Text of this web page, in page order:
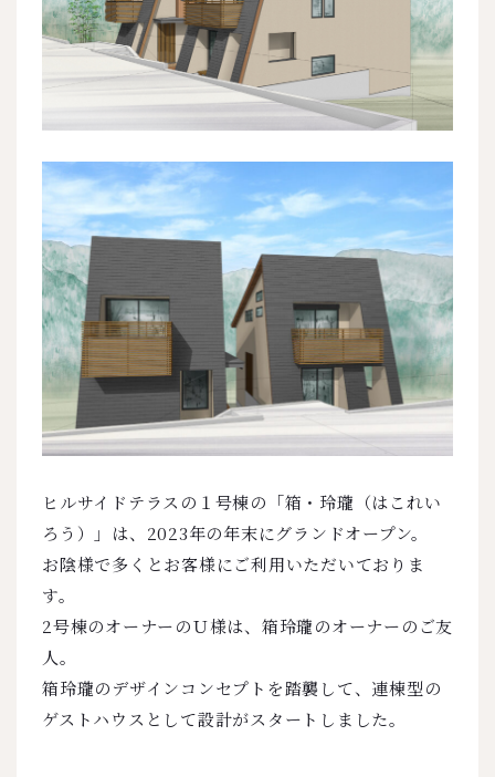
ヒルサイドテラスの１号棟の「箱・玲瓏（はこれい
ろう）」は、2023年の年末にグランドオープン。
お陰様で多くとお客様にご利用いただいておりま
す。
2号棟のオーナーのＵ様は、箱玲瓏のオーナーのご友
人。
箱玲瓏のデザインコンセプトを踏襲して、連棟型の
ゲストハウスとして設計がスタートしました。